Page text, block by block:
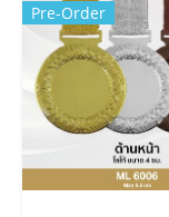
Pre-Order